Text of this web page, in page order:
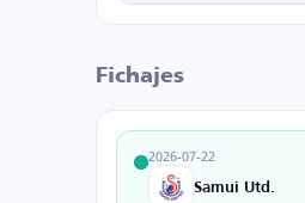
Fichajes
2026-07-22
Samui Utd.